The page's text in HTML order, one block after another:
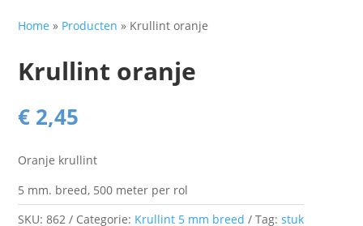
Home » Producten » Krullint oranje
Krullint oranje
€ 2,45
Oranje krullint
5 mm. breed, 500 meter per rol
SKU:862 Categorie: Krullint 5 mm breed Tag:stuk